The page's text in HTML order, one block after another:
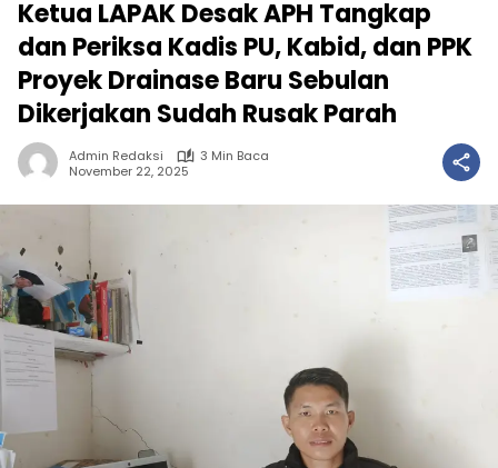
Ketua LAPAK Desak APH Tangkap
dan Periksa Kadis PU, Kabid, dan PPK
Proyek Drainase Baru Sebulan
Dikerjakan Sudah Rusak Parah
Admin Redaksi
3 Min Baca
November 22, 2025